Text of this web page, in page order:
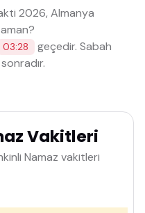
2026, Almanya
03:28
geçedir. Sabah
Vakitleri
Namaz vakitleri